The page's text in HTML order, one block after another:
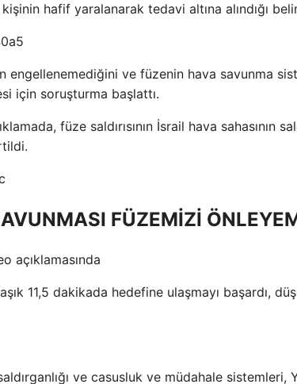
hafif yaralanarak tedavi altına alındığı
engellenemediğini ve füzenin hava savunma
için soruşturma başlattı.
füze saldırısının İsrail hava sahasının
FÜZEMİZİ
açıklamasında
11,5 dakikada hedefine ulaşmayı başardı,
ve casusluk ve müdahale sistemleri,